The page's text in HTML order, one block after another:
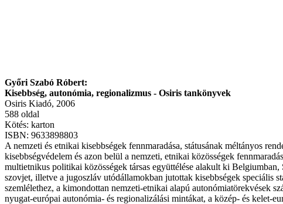
Győri Szabó Róbert:
Kisebbség, autonómia, regionalizmus - Osiris tankönyvek
Osiris Kiadó, 2006
588 oldal
Kötés: karton
ISBN: 9633898803
A nemzeti és etnikai kisebbségek fennmaradása, státusának méltányos
kisebbségvédelem és azon belül a nemzeti, etnikai közösségek
multietnikus politikai közösségek társas együttélése alakult ki
szovjet, illetve a jugoszláv utódállamokban jutottak kisebbségek speciális
szemlélethez, a kimondottan nemzeti-etnikai alapú autonómiatörekvések
nyugat-európai autonómia- és regionalizálási mintákat, a közép- és kelet-